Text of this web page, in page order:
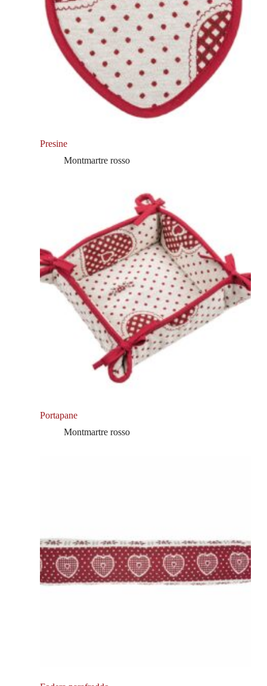
Presine
Montmartre rosso
Portapane
Montmartre rosso